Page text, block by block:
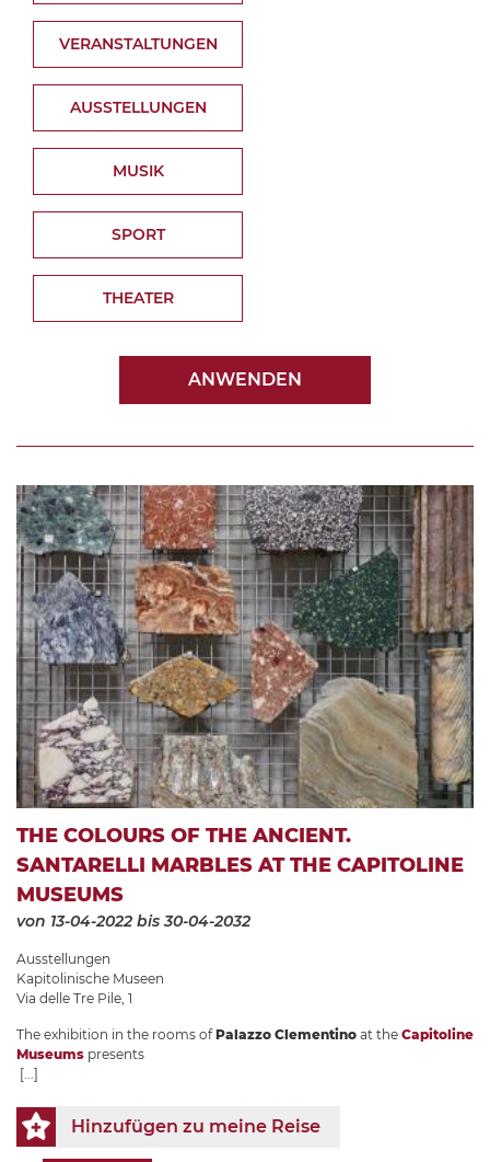
VERANSTALTUNGEN
AUSSTELLUNGEN
MUSIK
SPORT
THEATER
ANWENDEN
THE COLOURS OF THE ANCIENT.
SANTARELLI MARBLES AT THE CAPITOLINE
MUSEUMS
von 13-04-2022 bis 30-04-2032
Ausstellungen
Kapitolinische Museen
Via delle Tre Pile, 1
The exhibition in the rooms ofPalazzo Clementino at the Capitoline
Museums presents
[...]
Hinzufügen zu meine Reise